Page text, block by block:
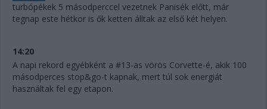
turbópékek 5 másodperccel vezetnek Panisék előtt, már
tegnap este hétkor is ők ketten álltak az első két helyen.
14:20
A napi rekord egyébként a #13-as vörös Corvette-é, akik 100
másodperces stop&go-t kapnak, mert túl sok energiát
használtak fel egy etapon.